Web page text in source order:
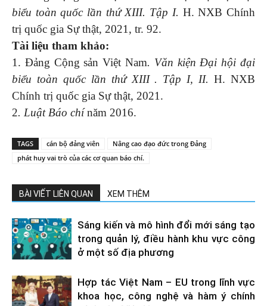
biểu toàn quốc lần thứ XIII. Tập I. H. NXB Chính
trị quốc gia Sự thật, 2021, tr. 92.
Tài liệu tham khảo:
1. Đảng Cộng sản Việt Nam. Văn kiện Đại hội đại
biểu toàn quốc lần thứ XIII . Tập I, II.H. NXB
Chính trị quốc gia Sự thật, 2021.
2. Luật Báo chínăm 2016.
TAGS cán bộ đảng viên
Nâng cao đạo đức trong Đảng
phát huy vai trò của các cơ quan báo chí.
BÀI VIẾT LIÊN QUAN XEM THÊM
Sáng kiến và mô hình đổi mới sáng tạo
trong quản lý, điều hành khu vực công
ở một số địa phương
Hợp tác Việt Nam – EU trong lĩnh vực
khoa học, công nghệ và hàm ý chính